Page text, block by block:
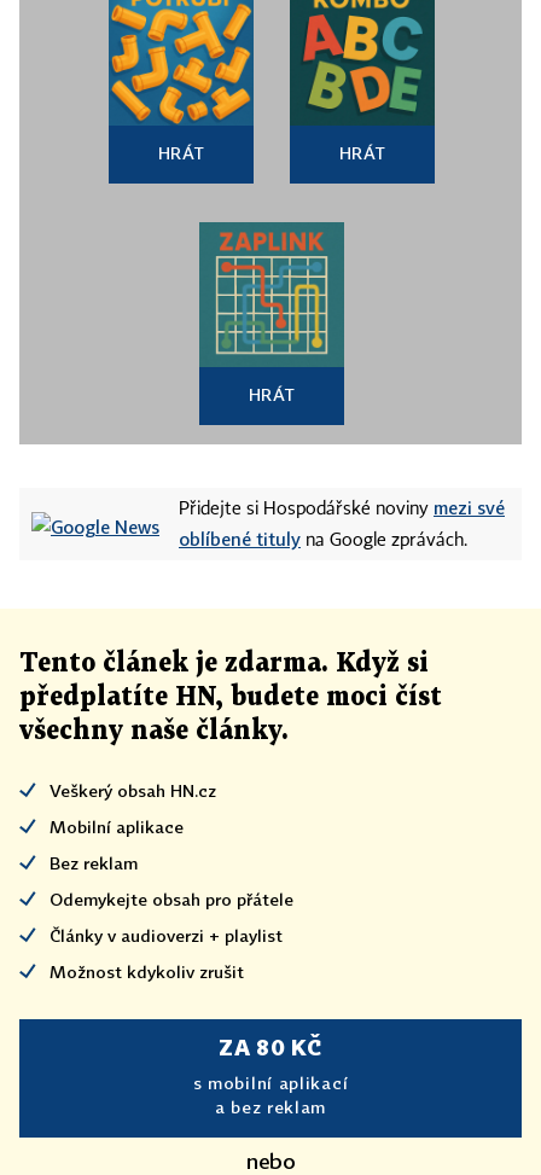
HRÁT HRÁT
HRÁT
Přidejte si Hospodářské noviny mezi své
oblíbené tituly na Google zprávách.
Tento článek je zdarma. Když si
předplatíte HN, budete moci číst
všechny naše články.
Veškerý obsah HN.cz
Mobilní aplikace
Bez reklam
Odemykejte obsah pro přátele
Články v audioverzi + playlist
Možnost kdykoliv zrušit
ZA 80 KČ
s mobilní aplikací
a bez reklam
nebo